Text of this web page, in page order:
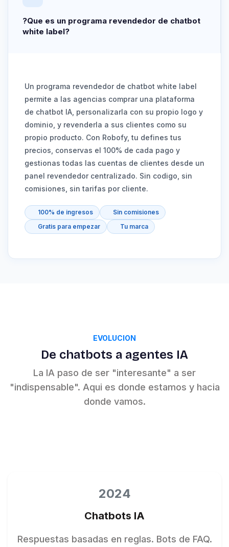
?Que es un programa revendedor de chatbot
white label?
Un programa revendedor de chatbot white label
permite a las agencias comprar una plataforma
de chatbot IA, personalizarla con su propio logo y
dominio, y revenderla a sus clientes como su
propio producto. Con Robofy, tu defines tus
precios, conservas el 100% de cada pago y
gestionas todas las cuentas de clientes desde un
panel revendedor centralizado. Sin codigo, sin
comisiones, sin tarifas por cliente.
100% de ingresos
Sin comisiones
Gratis para empezar
Tu marca
EVOLUCION
De chatbots a agentes IA
La IA paso de ser "interesante" a ser
"indispensable". Aqui es donde estamos y hacia
donde vamos.
2024
Chatbots IA
Respuestas basadas en reglas. Bots de FAQ.